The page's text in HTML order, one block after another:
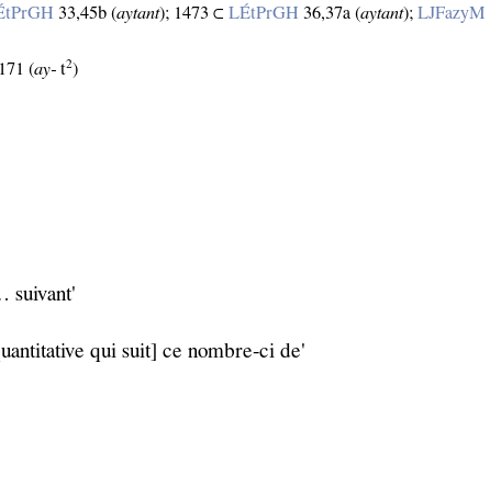
33,45b (aytant); 1473 ⊂LÉtPrGH 36,37a (aytant);LJFazyM
(ay‑ t2)
suivant'
qui suit] ce nombre‑ci de'